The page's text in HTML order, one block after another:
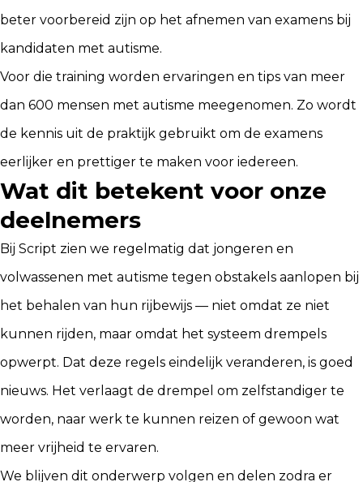
beter voorbereid zijn op het afnemen van examens bij
kandidaten met autisme.
Voor die training worden ervaringen en tips van meer
dan 600 mensen met autisme meegenomen. Zo wordt
de kennis uit de praktijk gebruikt om de examens
eerlijker en prettiger te maken voor iedereen.
Wat dit betekent voor onze
deelnemers
Bij Script zien we regelmatig dat jongeren en
volwassenen met autisme tegen obstakels aanlopen bij
het behalen van hun rijbewijs — niet omdat ze niet
kunnen rijden, maar omdat het systeem drempels
opwerpt. Dat deze regels eindelijk veranderen, is goed
nieuws. Het verlaagt de drempel om zelfstandiger te
worden, naar werk te kunnen reizen of gewoon wat
meer vrijheid te ervaren.
We blijven dit onderwerp volgen en delen zodra er